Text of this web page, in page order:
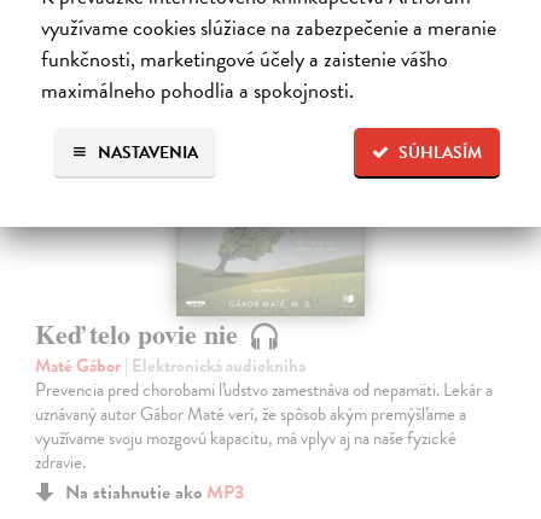
využívame cookies slúžiace na zabezpečenie a meranie
funkčnosti, marketingové účely a zaistenie vášho
maximálneho pohodlia a spokojnosti.
SÚHLASÍM
NASTAVENIA
Keď telo povie nie
Maté Gábor| Elektronická audiokniha
Prevencia pred chorobami ľudstvo zamestnáva od nepamäti. Lekár a
uznávaný autor Gábor Maté verí, že spôsob akým premýšľame a
využívame svoju mozgovú kapacitu, má vplyv aj na naše fyzické
zdravie.
Na stiahnutie ako MP3